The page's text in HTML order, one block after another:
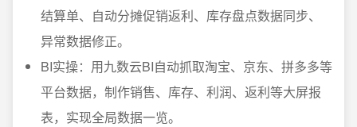
结算单、自动分摊促销返利、库存盘点数据同步、
异常数据修正。
BI实操：用九数云BI自动抓取淘宝、京东、拼多多等
平台数据，制作销售、库存、利润、返利等大屏报
表，实现全局数据一览。